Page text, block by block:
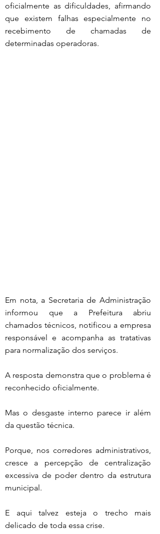
oficialmente as dificuldades, afirmando
que existem falhas especialmente no
recebimento de chamadas de
determinadas operadoras.
Em nota, a Secretaria de Administração
informou que a Prefeitura abriu
chamados técnicos, notificou a empresa
responsável e acompanha as tratativas
para normalização dos serviços.
A resposta demonstra que o problema é
reconhecido oficialmente.
Mas o desgaste interno parece ir além
da questão técnica.
Porque, nos corredores administrativos,
cresce a percepção de centralização
excessiva de poder dentro da estrutura
municipal.
E aqui talvez esteja o trecho mais
delicado de toda essa crise.